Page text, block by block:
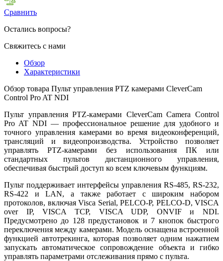
Сравнить
Остались вопросы?
Свяжитесь с нами
Обзор
Характеристики
Обзор товара Пульт управления PTZ камерами CleverCam
Control Pro AT NDI
Пульт управления PTZ-камерами CleverCam Camera Control
Pro AT NDI — профессиональное решение для удобного и
точного управления камерами во время видеоконференций,
трансляций и видеопроизводства. Устройство позволяет
управлять PTZ-камерами без использования ПК или
стандартных пультов дистанционного управления,
обеспечивая быстрый доступ ко всем ключевым функциям.
Пульт поддерживает интерфейсы управления RS-485, RS-232,
RS-422 и LAN, а также работает с широким набором
протоколов, включая Visca Serial, PELCO-P, PELCO-D, VISCA
over IP, VISCA TCP, VISCA UDP, ONVIF и NDI.
Предусмотрено до 128 предустановок и 7 кнопок быстрого
переключения между камерами. Модель оснащена встроенной
функцией автотрекинга, которая позволяет одним нажатием
запускать автоматическое сопровождение объекта и гибко
управлять параметрами отслеживания прямо с пульта.